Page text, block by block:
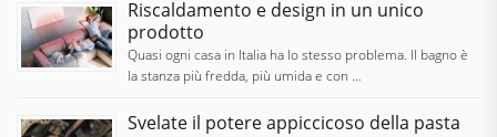
Riscaldamento e design in un unico
prodotto
Quasi ogni casa in Italia ha lo stesso problema. Il bagno è
la stanza più fredda, più umida e con …
Svelate il potere appiccicoso della pasta